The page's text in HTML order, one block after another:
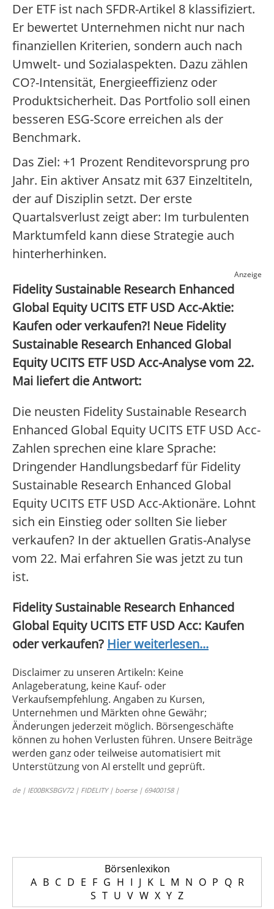
Der ETF ist nach SFDR-Artikel 8 klassifiziert.
Er bewertet Unternehmen nicht nur nach
finanziellen Kriterien, sondern auch nach
Umwelt- und Sozialaspekten. Dazu zählen
CO?-Intensität, Energieeffizienz oder
Produktsicherheit. Das Portfolio soll einen
besseren ESG-Score erreichen als der
Benchmark.
Das Ziel: +1 Prozent Renditevorsprung pro
Jahr. Ein aktiver Ansatz mit 637 Einzeltiteln,
der auf Disziplin setzt. Der erste
Quartalsverlust zeigt aber: Im turbulenten
Marktumfeld kann diese Strategie auch
hinterherhinken.
Anzeige
Fidelity Sustainable Research Enhanced
Global Equity UCITS ETF USD Acc-Aktie:
Kaufen oder verkaufen?! Neue Fidelity
Sustainable Research Enhanced Global
Equity UCITS ETF USD Acc-Analyse vom 22.
Mai liefert die Antwort:
Die neusten Fidelity Sustainable Research
Enhanced Global Equity UCITS ETF USD Acc-
Zahlen sprechen eine klare Sprache:
Dringender Handlungsbedarf für Fidelity
Sustainable Research Enhanced Global
Equity UCITS ETF USD Acc-Aktionäre. Lohnt
sich ein Einstieg oder sollten Sie lieber
verkaufen? In der aktuellen Gratis-Analyse
vom 22. Mai erfahren Sie was jetzt zu tun
ist.
Fidelity Sustainable Research Enhanced
Global Equity UCITS ETF USD Acc: Kaufen
oder verkaufen? Hier weiterlesen...
Disclaimer zu unseren Artikeln: Keine
Anlageberatung, keine Kauf- oder
Verkaufsempfehlung. Angaben zu Kursen,
Unternehmen und Märkten ohne Gewähr;
Änderungen jederzeit möglich. Börsengeschäfte
können zu hohen Verlusten führen. Unsere Beiträge
werden ganz oder teilweise automatisiert mit
Unterstützung von AI erstellt und geprüft.
de | IE00BKSBGV72 | FIDELITY | boerse | 69400158 |
Börsenlexikon
A B C D E F G H I J K L M N O P Q R
S T U V W X Y Z